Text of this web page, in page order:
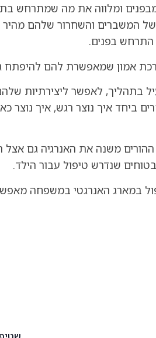
ומלווה את מה שמתרחש
של המשברים והשחרור שלהם מהיר
התרחש בפנים.
אמון שמאפשרת להם להיפתח
בתהליך, לאפשר ליצירתיות
ביחד איך נוצר רגש, איך נוצר
משנה את האנרגיה גם אצל
שנדרש טיפול עבור הילד.
במארג האנרגטי במשפחה